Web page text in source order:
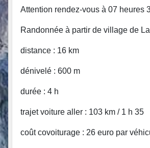
Attention rendez-vous à 07 heures
Randonnée à partir de village de
distance : 16 km
dénivelé : 600 m
durée : 4 h
trajet voiture aller : 103 km / 1 h 35
coût covoiturage : 26 euro par